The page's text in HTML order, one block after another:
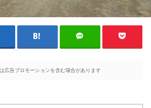
広告プロモーションを含む場合があります